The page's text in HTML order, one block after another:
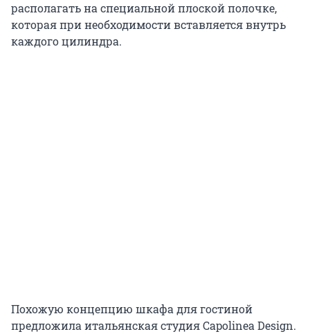
располагать на специальной плоской полочке,
которая при необходимости вставляется внутрь
каждого цилиндра.
Похожую концепцию шкафа для гостиной
предложила итальянская студия Capolinea Design.